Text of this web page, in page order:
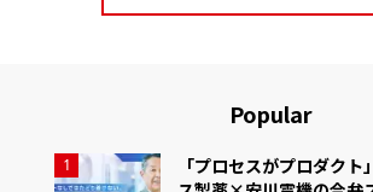
Popular
1
「プロセスがプロダク